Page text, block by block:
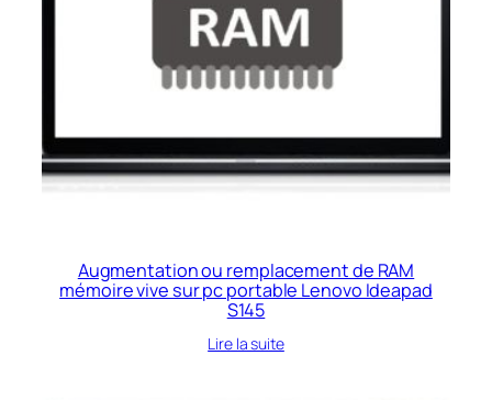
Augmentation ou remplacement de RAM
mémoire vive sur pc portable Lenovo Ideapad
S145
Lire la suite